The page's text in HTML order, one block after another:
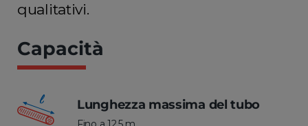
qualitativi.
Capacità
Lunghezza massima del tubo